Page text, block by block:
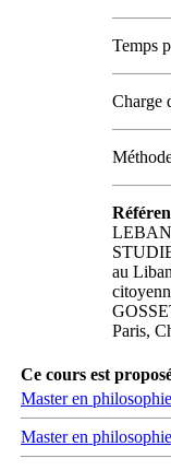
Temps
Charge
au
Paris,
Ce cours est
Master en philosophie
Master en philosophie